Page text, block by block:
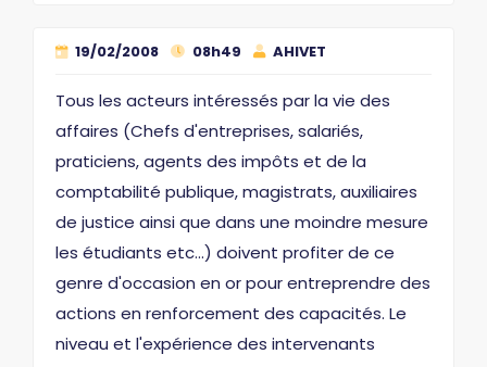
19/02/2008 08h49 AHIVET
Tous les acteurs intéressés par la vie des
affaires (Chefs d'entreprises, salariés,
praticiens, agents des impôts et de la
comptabilité publique, magistrats, auxiliaires
de justice ainsi que dans une moindre mesure
les étudiants etc...) doivent profiter de ce
genre d'occasion en or pour entreprendre des
actions en renforcement des capacités. Le
niveau et l'expérience des intervenants